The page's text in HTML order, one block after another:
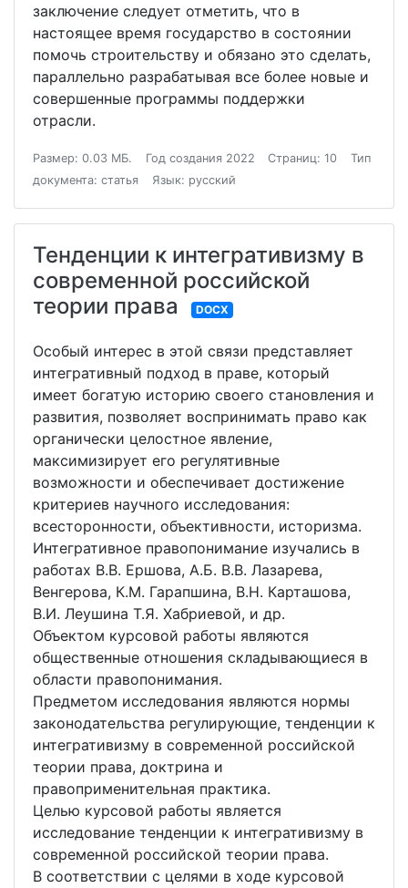
заключение следует отметить, что в
настоящее время государство в состоянии
помочь строительству и обязано это сделать,
параллельно разрабатывая все более новые и
совершенные программы поддержки
отрасли.
Размер: 0.03 МБ. Год создания 2022 Страниц: 10
Тип
документа: статья
Язык: русский
Тенденции к интегративизму в
современной российской
теории права
DOCX
Особый интерес в этой связи представляет
интегративный подход в праве, который
имеет богатую историю своего становления и
развития, позволяет воспринимать право как
органически целостное явление,
максимизирует его регулятивные
возможности и обеспечивает достижение
критериев научного исследования:
всесторонности, объективности, историзма.
Интегративное правопонимание изучались в
работах В.В. Ершова, А.Б. В.В. Лазарева,
Венгерова, К.М. Гарапшина, В.Н. Карташова,
В.И. Леушина Т.Я. Хабриевой, и др.
Объектом курсовой работы являются
общественные отношения складывающиеся в
области правопонимания.
Предметом исследования являются нормы
законодательства регулирующие, тенденции к
интегративизму в современной российской
теории права, доктрина и
правоприменительная практика.
Целью курсовой работы является
исследование тенденции к интегративизму в
современной российской теории права.
В соответствии с целями в ходе курсовой